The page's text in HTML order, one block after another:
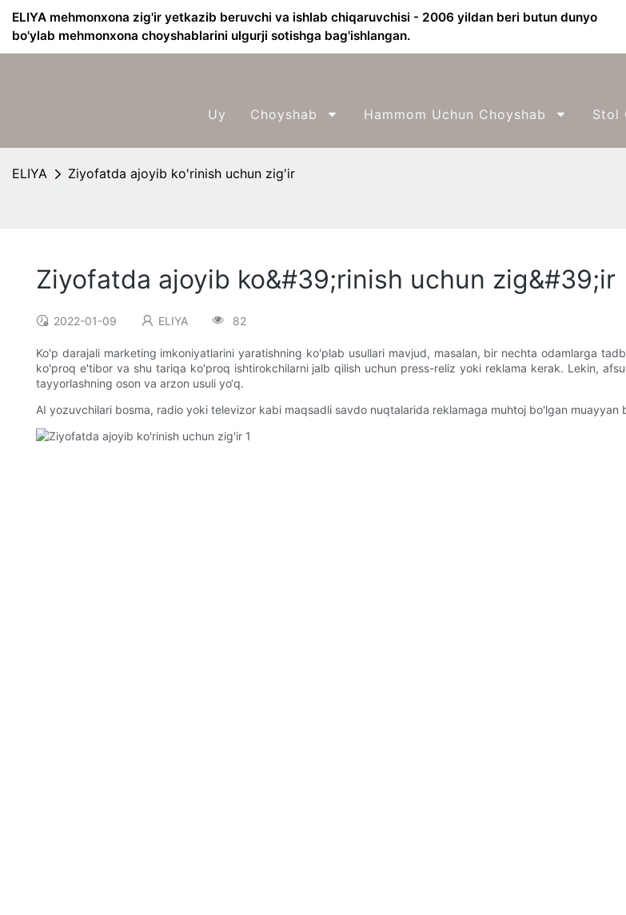
ELIYA mehmonxona zig'ir yetkazib beruvchi va ishlab chiqaruvchisi - 2006 yildan beri butun dunyo
bo'ylab mehmonxona choyshablarini ulgurji sotishga bag'ishlangan.
Uy Choyshab Hammom Uchun Choyshab Stol
ELIYA Ziyofatda ajoyib ko'rinish uchun zig'ir
Ziyofatda ajoyib ko&#39;rinish uchun zig&#39;ir
2022-01-09 ELIYA 82
Ko'p darajali marketing imkoniyatlarini yaratishning ko'plab usullari mavjud, masalan, bir nechta odamlarga
ko'proq e'tibor va shu tariqa ko'proq ishtirokchilarni jalb qilish uchun press-reliz yoki reklama kerak. Lekin,
tayyorlashning oson va arzon usuli yo‘q.
AI yozuvchilari bosma, radio yoki televizor kabi maqsadli savdo nuqtalarida reklamaga muhtoj bo'lgan